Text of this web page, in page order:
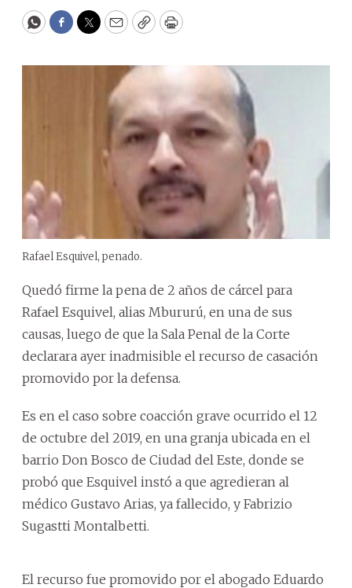
WhatsApp
Facebook
Twitter
EmailCopyPrint
Rafael Esquivel, penado.
Quedó firme la pena de 2 años de cárcel para
Rafael Esquivel, alias Mbururú, en una de sus
causas, luego de que la Sala Penal de la Corte
declarara ayer inadmisible el recurso de casación
promovido por la defensa.
Es en el caso sobre coacción grave ocurrido el 12
de octubre del 2019, en una granja ubicada en el
barrio Don Bosco de Ciudad del Este, donde se
probó que Esquivel instó a que agredieran al
médico Gustavo Arias, ya fallecido, y Fabrizio
Sugastti Montalbetti.
El recurso fue promovido por el abogado Eduardo